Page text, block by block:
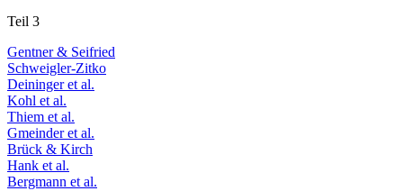
Teil 3
Gentner & Seifried
Schweigler-Zitko
Deininger et al.
Kohl et al.
Thiem et al.
Gmeinder et al.
Brück & Kirch
Hank et al.
Bergmann et al.